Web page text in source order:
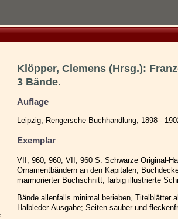
Klöpper, Clemens (Hrsg.):
3 Bände.
Auflage
Leipzig, Rengersche Buchhandlung, 1898 -
Exemplar
VII, 960, 960, VII, 960 S. Schwarze Original-
Ornamentbändern an den Kapitalen;
marmorierter Buchschnitt; farbig illustrierte
Bände allenfalls minimal berieben, Titelblätter
Halbleder-Ausgabe; Seiten sauber und